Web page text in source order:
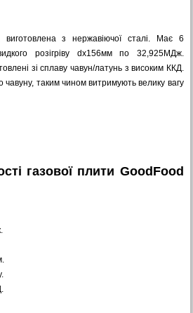
виготовлена з нержавіючої сталі. Має 6
розігріву dх156мм по 32,925МДж.
зі сплаву чавун/латунь з високим ККД.
чавуну, таким чином витримують велику вагу
газової плити GoodFood